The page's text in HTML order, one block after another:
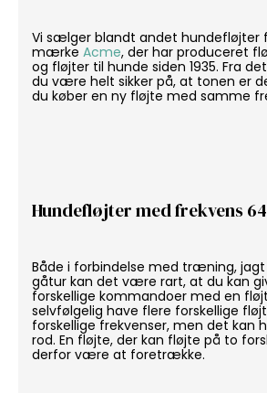
Vi sælger blandt andet hundefløjter
mærke Acme, der har produceret
og fløjter til hunde siden 1935. Fra
du være helt sikker på, at tonen er
du køber en ny fløjte med samme
Hundefløjter med frekvens
Både i forbindelse med træning,
gåtur kan det være rart, at du kan
forskellige kommandoer med en
selvfølgelig have flere forskellige
forskellige frekvenser, men det kan
rod. En fløjte, der kan fløjte på to
derfor være at foretrække.